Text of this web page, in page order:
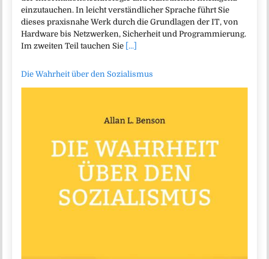
einzutauchen. In leicht verständlicher Sprache führt Sie
dieses praxisnahe Werk durch die Grundlagen der IT, von
Hardware bis Netzwerken, Sicherheit und Programmierung.
Im zweiten Teil tauchen Sie [...]
Die Wahrheit über den Sozialismus